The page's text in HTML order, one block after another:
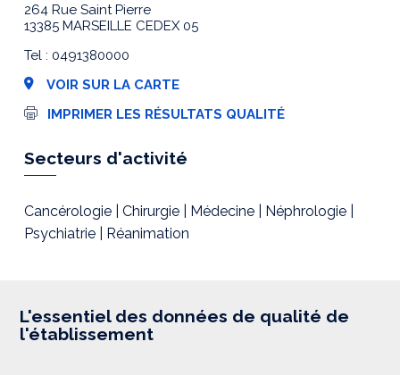
264 Rue Saint Pierre
13385 MARSEILLE CEDEX 05
Tel : 0491380000
VOIR SUR LA CARTE
I
e
s
i
o
n
IMPRIMER LES RÉSULTATS QUALITÉ
Secteurs d'activité
Cancérologie | Chirurgie | Médecine | Néphrologie |
Psychiatrie | Réanimation
L'essentiel des données de qualité de
l'établissement